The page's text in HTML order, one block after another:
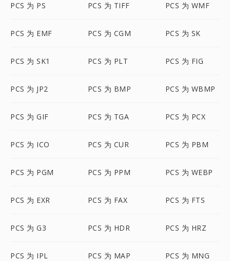
PCS 为 PS PCS 为 TIFF PCS 为 WMF
PCS 为 EMF PCS 为 CGM PCS 为 SK
PCS 为 SK1 PCS 为 PLT PCS 为 FIG
PCS 为 JP2 PCS 为 BMP PCS 为 WBMP
PCS 为 GIF PCS 为 TGA PCS 为 PCX
PCS 为 ICO PCS 为 CUR PCS 为 PBM
PCS 为 PGM PCS 为 PPM PCS 为 WEBP
PCS 为 EXR PCS 为 FAX PCS 为 FTS
PCS 为 G3 PCS 为 HDR PCS 为 HRZ
PCS 为 IPL PCS 为 MAP PCS 为 MNG